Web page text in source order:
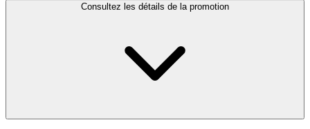
Consultez les détails de la promotion